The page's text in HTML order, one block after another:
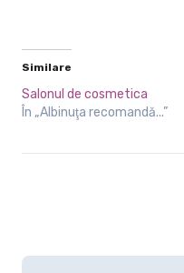
Similare
Salonul de cosmetica
În „Albinuţa recomandă...”